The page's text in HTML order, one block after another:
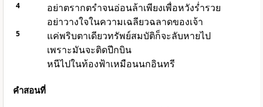
4
อย่าตรากตรำจนอ่อนล้าเพียงเพื่อหวังร่ำรวย
อย่าวางใจในความเฉลียวฉลาดของเจ้า
5
แค่พริบตาเดียวทรัพย์สมบัติก็จะลับหายไป
เพราะมันจะติดปีกบิน
หนีไปในท้องฟ้าเหมือนนกอินทรี
คำสอนที่